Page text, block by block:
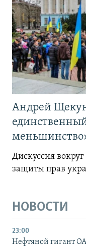
Андрей
Дискуссия
защиты прав
НОВОСТИ
23:00
Нефтяной гигант